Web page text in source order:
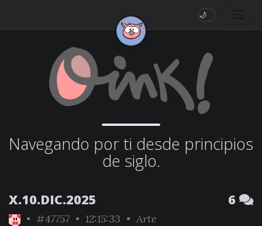
🌙
Navegando por ti desde principios
de siglo.
X.10.DIC.2025 6
• #47757 • 12:15:33 • Arte